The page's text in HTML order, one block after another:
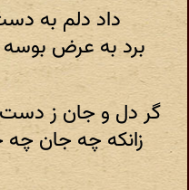
داد دلم به
برد به عرض
گر دل و جان ز
زانکه چه جان چه